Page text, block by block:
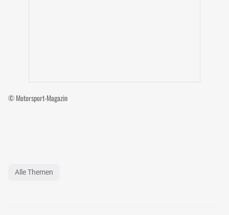
© Motorsport-Magazin
Alle Themen